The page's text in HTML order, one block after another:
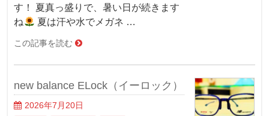
す！ 夏真っ盛りで、暑い日が続きます
ね
夏は汗や水でメガネ …
この記事を読む
new balance ELock（イーロック）
2026年7月20日